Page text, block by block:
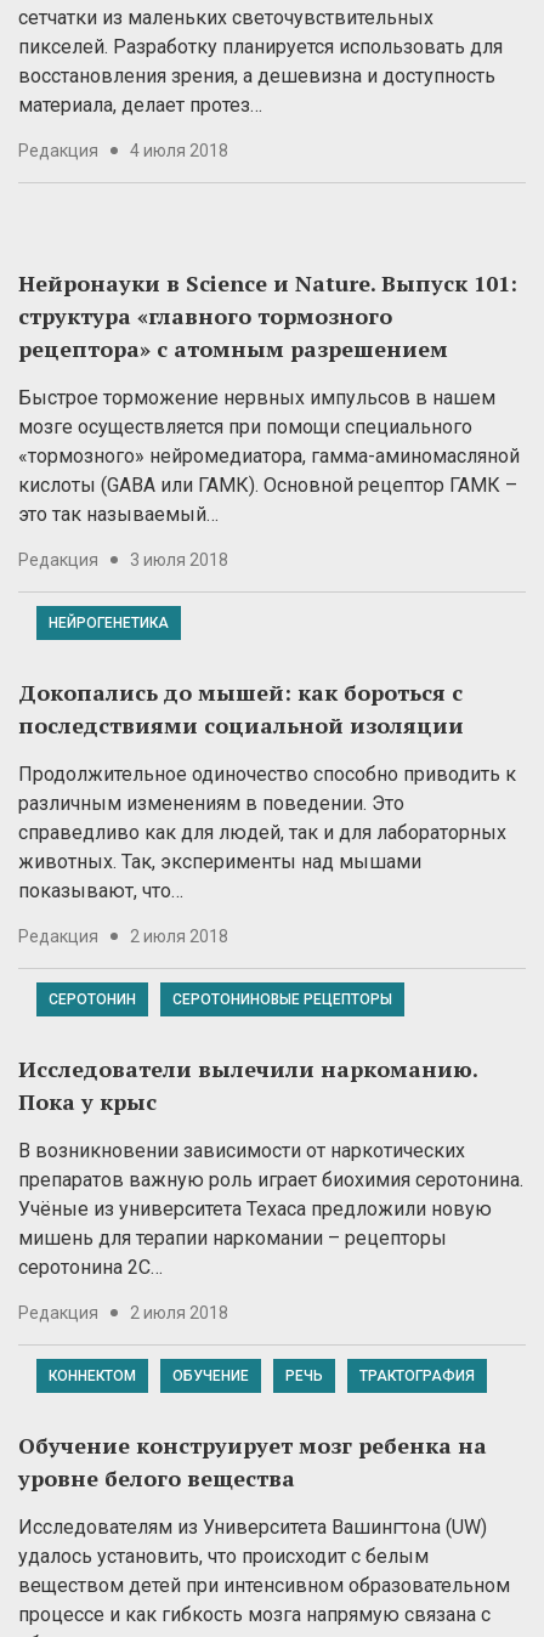
сетчатки из маленьких светочувствительных
пикселей. Разработку планируется использовать для
восстановления зрения, а дешевизна и доступность
материала, делает протез…
Редакция 4 июля 2018
Нейронауки в Science и Nature. Выпуск 101:
структура «главного тормозного
рецептора» с атомным разрешением
Быстрое торможение нервных импульсов в нашем
мозге осуществляется при помощи специального
«тормозного» нейромедиатора, гамма-аминомасляной
кислоты (GABA или ГАМК). Основной рецептор ГАМК –
это так называемый…
Редакция 3 июля 2018
НЕЙРОГЕНЕТИКА
Докопались до мышей: как бороться с
последствиями социальной изоляции
Продолжительное одиночество способно приводить к
различным изменениям в поведении. Это
справедливо как для людей, так и для лабораторных
животных. Так, эксперименты над мышами
показывают, что…
Редакция 2 июля 2018
СЕРОТОНИН СЕРОТОНИНОВЫЕ РЕЦЕПТОРЫ
Исследователи вылечили наркоманию.
Пока у крыс
В возникновении зависимости от наркотических
препаратов важную роль играет биохимия серотонина.
Учёные из университета Техаса предложили новую
мишень для терапии наркомании – рецепторы
серотонина 2С…
Редакция 2 июля 2018
КОННЕКТОМ ОБУЧЕНИЕ РЕЧЬ ТРАКТОГРАФИЯ
Обучение конструирует мозг ребенка на
уровне белого вещества
Исследователям из Университета Вашингтона (UW)
удалось установить, что происходит с белым
веществом детей при интенсивном образовательном
процессе и как гибкость мозга напрямую связана с